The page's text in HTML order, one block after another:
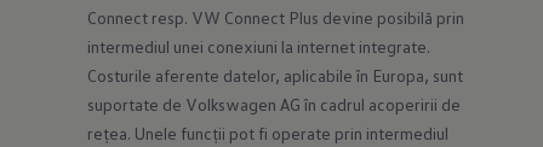
Connect resp. VW Connect Plus devine posibilă prin
intermediul unei conexiuni la internet integrate.
Costurile aferente datelor, aplicabile în Europa, sunt
suportate de Volkswagen AG în cadrul acoperirii de
rețea. Unele funcții pot fi operate prin intermediul